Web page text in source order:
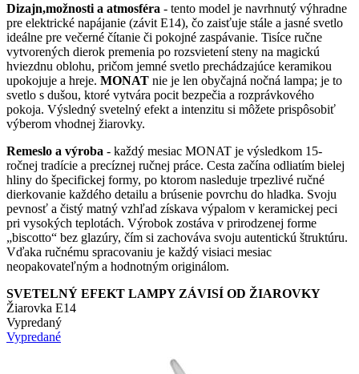
Dizajn,možnosti a atmosféra - tento model je navrhnutý výhradne
pre elektrické napájanie (závit E14), čo zaisťuje stále a jasné svetlo
ideálne pre večerné čítanie či pokojné zaspávanie. Tisíce ručne
vytvorených dierok premenia po rozsvietení steny na magickú
hviezdnu oblohu, pričom jemné svetlo prechádzajúce keramikou
upokojuje a hreje. MONAT nie je len obyčajná nočná lampa; je to
svetlo s dušou, ktoré vytvára pocit bezpečia a rozprávkového
pokoja. Výsledný svetelný efekt a intenzitu si môžete prispôsobiť
výberom vhodnej žiarovky.
Remeslo a výroba - každý mesiac MONAT je výsledkom 15-
ročnej tradície a precíznej ručnej práce. Cesta začína odliatím bielej
hliny do špecifickej formy, po ktorom nasleduje trpezlivé ručné
dierkovanie každého detailu a brúsenie povrchu do hladka. Svoju
pevnosť a čistý matný vzhľad získava výpalom v keramickej peci
pri vysokých teplotách. Výrobok zostáva v prirodzenej forme
„biscotto“ bez glazúry, čím si zachováva svoju autentickú štruktúru.
Vďaka ručnému spracovaniu je každý visiaci mesiac
neopakovateľným a hodnotným originálom.
SVETELNÝ EFEKT LAMPY ZÁVISÍ OD ŽIAROVKY
Žiarovka E14
Vypredaný
Vypredané